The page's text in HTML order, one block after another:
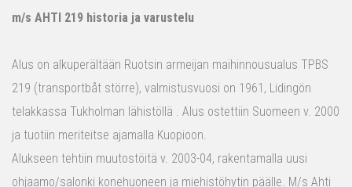
m/s AHTI 219 historia ja varustelu
Alus on alkuperältään Ruotsin armeijan maihinnousualus TPBS
219 (transportbåt större), valmistusvuosi on 1961, Lidingön
telakkassa Tukholman lähistöllä . Alus ostettiin Suomeen v. 2000
ja tuotiin meriteitse ajamalla Kuopioon.
Alukseen tehtiin muutostöitä v. 2003-04, rakentamalla uusi
ohjaamo/salonki konehuoneen ja miehistöhytin päälle. M/s Ahti